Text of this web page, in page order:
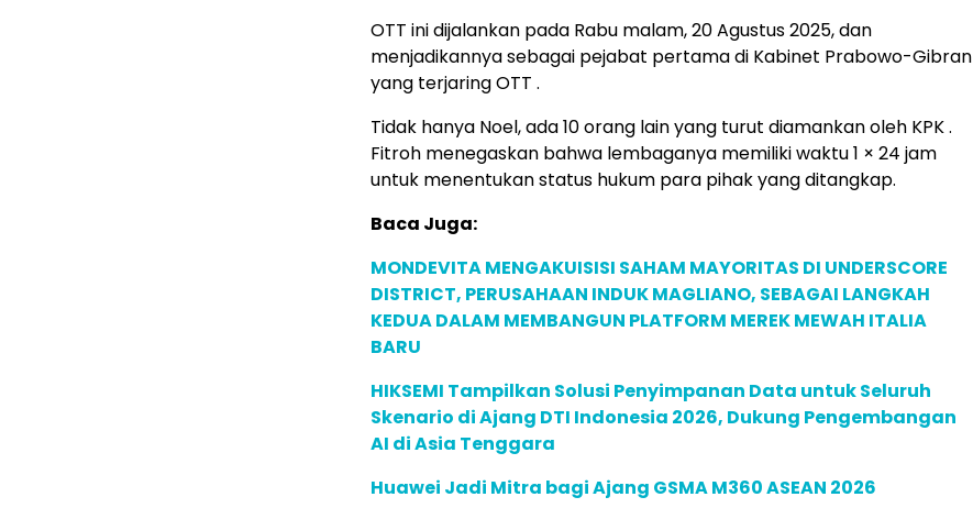
OTT ini dijalankan pada Rabu malam, 20 Agustus 2025, dan
menjadikannya sebagai pejabat pertama di Kabinet Prabowo-Gibran
yang terjaring OTT .
Tidak hanya Noel, ada 10 orang lain yang turut diamankan oleh KPK .
Fitroh menegaskan bahwa lembaganya memiliki waktu 1 × 24 jam
untuk menentukan status hukum para pihak yang ditangkap.
Baca Juga:
MONDEVITA MENGAKUISISI SAHAM MAYORITAS DI UNDERSCORE
DISTRICT, PERUSAHAAN INDUK MAGLIANO, SEBAGAI LANGKAH
KEDUA DALAM MEMBANGUN PLATFORM MEREK MEWAH ITALIA
BARU
HIKSEMI Tampilkan Solusi Penyimpanan Data untuk Seluruh
Skenario di Ajang DTI Indonesia 2026, Dukung Pengembangan
AI di Asia Tenggara
Huawei Jadi Mitra bagi Ajang GSMA M360 ASEAN 2026